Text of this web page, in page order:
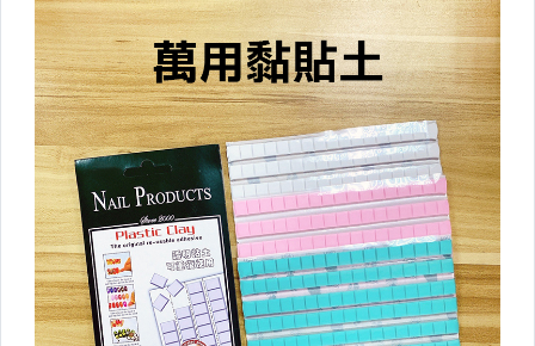
▼居家生活▼
地墊
安全防護
垃圾桶/袋
燈具用品
日常用品
創意文具